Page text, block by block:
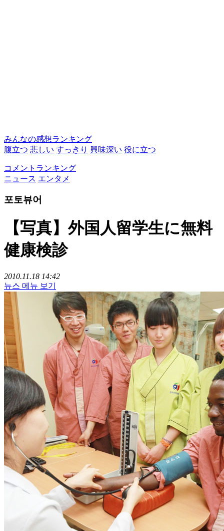
みんなの感想ランキング
腹立つ 悲しい すっきり 興味深い 役に立つ
コメントランキング
ニュース エンタメ
포토뷰어
【写真】外国人留学生に無料
健康検診
2010.11.18 14:42
뉴스 메뉴 보기